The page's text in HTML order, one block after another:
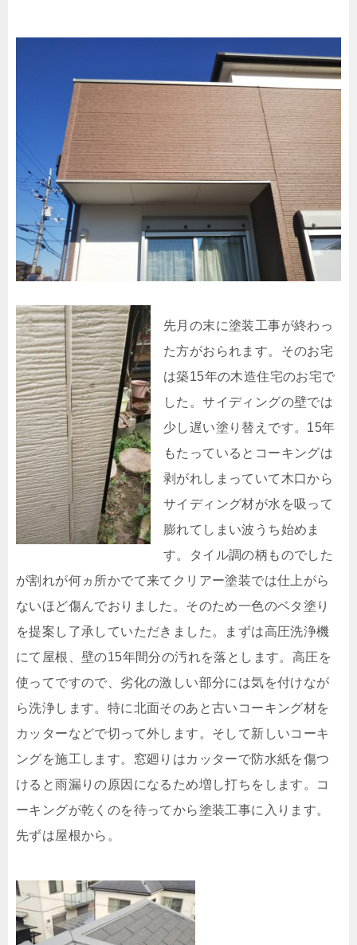
先月の末に塗装工事が終わっ
た方がおられます。そのお宅
は築15年の木造住宅のお宅で
した。サイディングの壁では
少し遅い塗り替えです。15年
もたっているとコーキングは
剥がれしまっていて木口から
サイディング材が水を吸って
膨れてしまい波うち始めま
す。タイル調の柄ものでした
が割れが何ヵ所かでて来てクリアー塗装では仕上がら
ないほど傷んでおりました。そのため一色のベタ塗り
を提案し了承していただきました。まずは高圧洗浄機
にて屋根、壁の15年間分の汚れを落とします。高圧を
使ってですので、劣化の激しい部分には気を付けなが
ら洗浄します。特に北面そのあと古いコーキング材を
カッターなどで切って外します。そして新しいコーキ
ングを施工します。窓廻りはカッターで防水紙を傷つ
けると雨漏りの原因になるため増し打ちをします。コ
ーキングが乾くのを待ってから塗装工事に入ります。
先ずは屋根から。